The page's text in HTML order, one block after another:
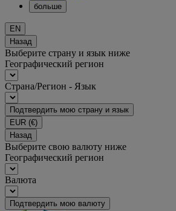
больше
EN
Назад
Выберите страну и язык ниже
Географический регион
Страна/Регион - Язык
Подтвердить мою страну и язык
EUR (€)
Назад
Выберите свою валюту ниже
Географический регион
Валюта
Подтвердить мою валюту